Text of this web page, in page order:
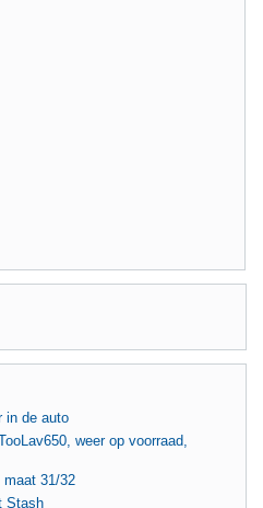
in de auto
weer op voorraad,
31/32
Stash